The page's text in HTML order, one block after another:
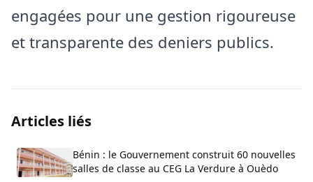
engagées pour une gestion rigoureuse
et transparente des deniers publics.
Articles liés
Bénin : le Gouvernement construit 60 nouvelles
salles de classe au CEG La Verdure à Ouèdo